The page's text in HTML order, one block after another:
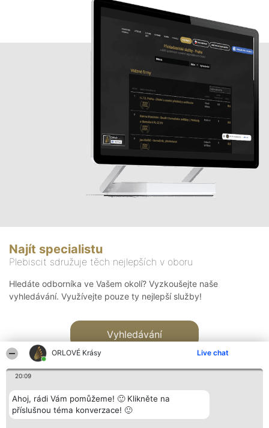
ORLOVÉ Krásy Live chat
20:09
Ahoj, rádi Vám pomůžeme! 🙂 Klikněte na
příslušnou téma konverzace! 🙂
Najít specialistu
Plebiscit sdružuje těch nejlepších v oboru
Hledáte odborníka ve Vašem okolí? Vyzkoušejte naše
vyhledávání. Využívejte pouze ty nejlepší služby!
Vyhledávání